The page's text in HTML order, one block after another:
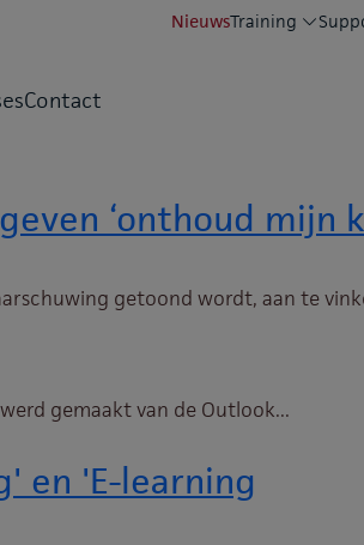
NieuwsTraining
Contact
‘onthoud mijn
getoond wordt, aan te
gemaakt van de Outlook...
en 'E-learning